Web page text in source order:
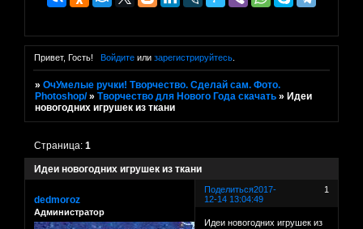
Привет, Гость! Войдитеили зарегистрируйтесь.
»ОчУмелые ручки! Творчество. Сделай сам. Фото.
Photoshop/ »Творчество для Нового Года скачать » Идеи
новогодних игрушек из ткани
Идеи новогодних игрушек из ткани
Страница:1
Поделиться 1
2017-
12-14 13:04:49
dedmoroz
Администратор
Идеи новогодних игрушек из